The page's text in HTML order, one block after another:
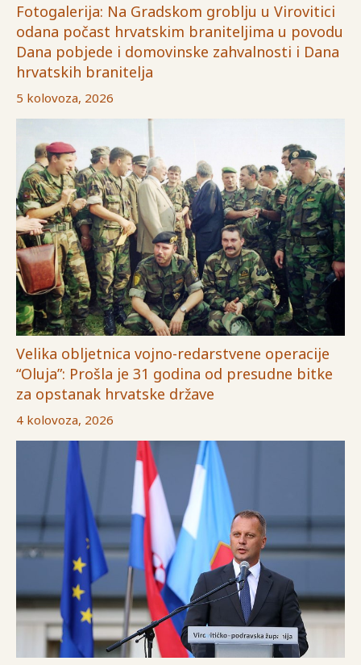
Fotogalerija: Na Gradskom groblju u Virovitici
odana počast hrvatskim braniteljima u povodu
Dana pobjede i domovinske zahvalnosti i Dana
hrvatskih branitelja
5 kolovoza, 2026
Velika obljetnica vojno-redarstvene operacije
“Oluja”: Prošla je 31 godina od presudne bitke
za opstanak hrvatske države
4 kolovoza, 2026